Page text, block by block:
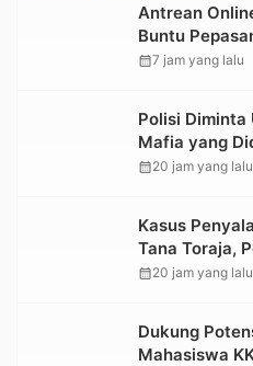
Antrean
Buntu
Kesehatan
calendar_month7 jam yang lalu
Polisi Diminta
Mafia yang
Kelangkaan
calendar_month20 jam yang lalu
Kasus
Tana Toraja,
Tersangka Baru
calendar_month20 jam yang lalu
Dukung
Mahasiswa